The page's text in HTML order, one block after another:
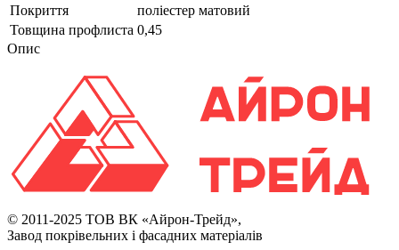
Покриття
поліестер матовий
Товщина профлиста 0,45
Опис
© 2011-2025 ТОВ ВК «Айрон-Трейд»,
Завод покрівельних і фасадних матеріалів